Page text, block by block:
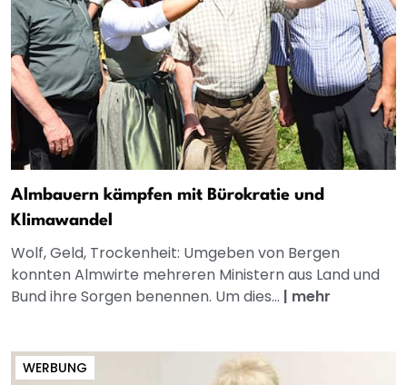
Almbauern kämpfen mit Bürokratie und
Klimawandel
Wolf, Geld, Trockenheit: Umgeben von Bergen
konnten Almwirte mehreren Ministern aus Land und
Bund ihre Sorgen benennen. Um dies... | mehr
WERBUNG